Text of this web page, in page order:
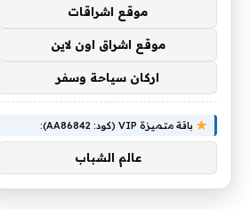
موقع اشراقات
موقع اشراق اون لاين
اركان سياحة وسفر
باقة متميزة VIP (كود: AA86842):
عالم الشباب